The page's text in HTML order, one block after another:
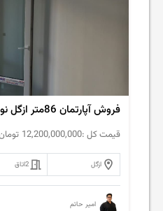
فروش آپارتمان 86متر ازگل نور مستقیم جنوب
قیمت کل :12,200,000,000
ازگل 2اتاق
امیر حاتم